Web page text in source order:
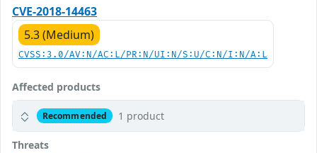
CVE-2018-14463
5.3 (Medium)
CVSS:3.0/AV:N/AC:L/PR:N/UI:N/S:U/C:N/I:N/A:L
Affected products
Recommended 1 product
Threats